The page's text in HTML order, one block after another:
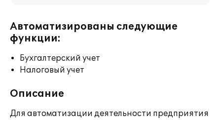
Автоматизированы следующие
функции:
Бухгалтерский учет
Налоговый учет
Описание
Для автоматизации деятельности предприятия